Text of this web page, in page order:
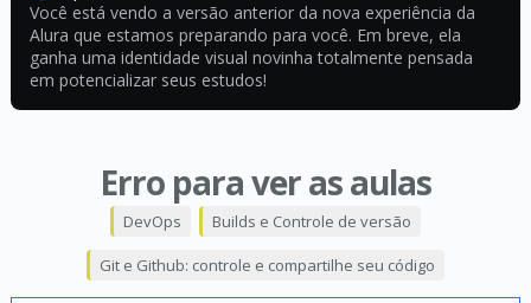
Você está vendo a versão anterior da nova experiência da
Alura que estamos preparando para você. Em breve, ela
ganha uma identidade visual novinha totalmente pensada
em potencializar seus estudos!
Erro para ver as aulas
DevOps Builds e Controle de versão
Git e Github: controle e compartilhe seu código